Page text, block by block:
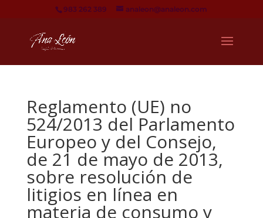
983 262 389 analeon@analeon.com
Reglamento (UE) no
524/2013 del Parlamento
Europeo y del Consejo,
de 21 de mayo de 2013,
sobre resolución de
litigios en línea en
materia de consumo y